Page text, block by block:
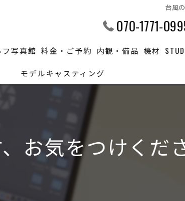
台風
070-1771-
写真館 料金・ご予約 内観・備品 機材
モ
ラ
モデルキャスティング
お気をつけくだ